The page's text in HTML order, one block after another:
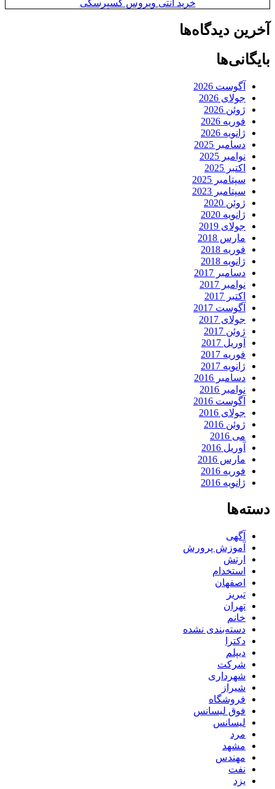
خرید آنتی ویروس کسپرسکی
آخرین دیدگاه‌ها
بایگانی‌ها
آگوست 2026
جولای 2026
ژوئن 2026
فوریه 2026
ژانویه 2026
دسامبر 2025
نوامبر 2025
اکتبر 2025
سپتامبر 2025
سپتامبر 2023
ژوئن 2020
ژانویه 2020
جولای 2019
مارس 2018
فوریه 2018
ژانویه 2018
دسامبر 2017
نوامبر 2017
اکتبر 2017
آگوست 2017
جولای 2017
ژوئن 2017
آوریل 2017
فوریه 2017
ژانویه 2017
دسامبر 2016
نوامبر 2016
آگوست 2016
جولای 2016
ژوئن 2016
می 2016
آوریل 2016
مارس 2016
فوریه 2016
ژانویه 2016
دسته‌ها
آگهی
آموزش پرورش
ارتش
استخدام
اصفهان
تبریز
تهران
خانم
دسته‌بندی نشده
دکترا
دیپلم
شرکت
شهرداری
شیراز
فروشگاه
فوق لیسانس
لیسانس
مرد
مشهد
مهندس
نفت
یزد